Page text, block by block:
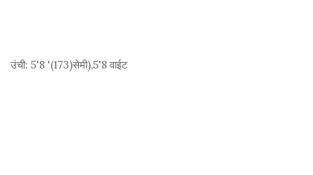
उंची: 5'8 '(173)सेमी),5'8 वाईट